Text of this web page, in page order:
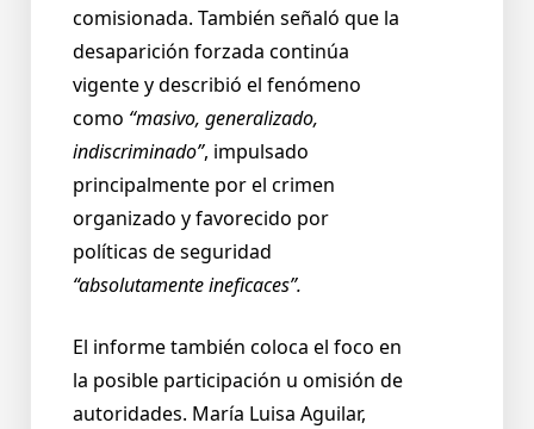
comisionada. También señaló que la
desaparición forzada continúa
vigente y describió el fenómeno
como “masivo, generalizado,
indiscriminado”, impulsado
principalmente por el crimen
organizado y favorecido por
políticas de seguridad
“absolutamente ineficaces”.
El informe también coloca el foco en
la posible participación u omisión de
autoridades. María Luisa Aguilar,